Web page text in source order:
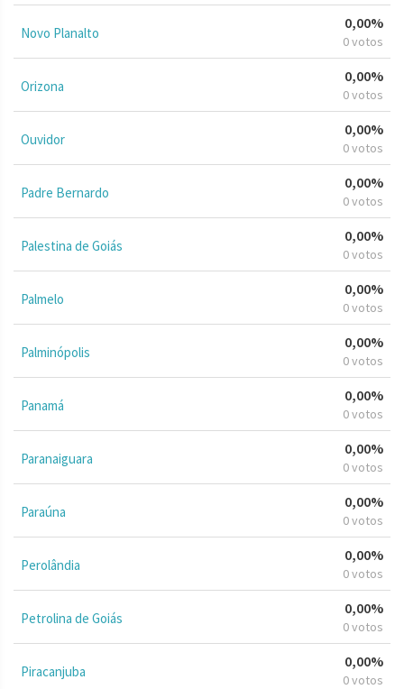
Novo Planalto
0,00%
0 votos
Orizona
0,00%
0 votos
Ouvidor
0,00%
0 votos
Padre Bernardo
0,00%
0 votos
Palestina de Goiás
0,00%
0 votos
Palmelo
0,00%
0 votos
Palminópolis
0,00%
0 votos
Panamá
0,00%
0 votos
Paranaiguara
0,00%
0 votos
Paraúna
0,00%
0 votos
Perolândia
0,00%
0 votos
Petrolina de Goiás
0,00%
0 votos
Piracanjuba
0,00%
0 votos